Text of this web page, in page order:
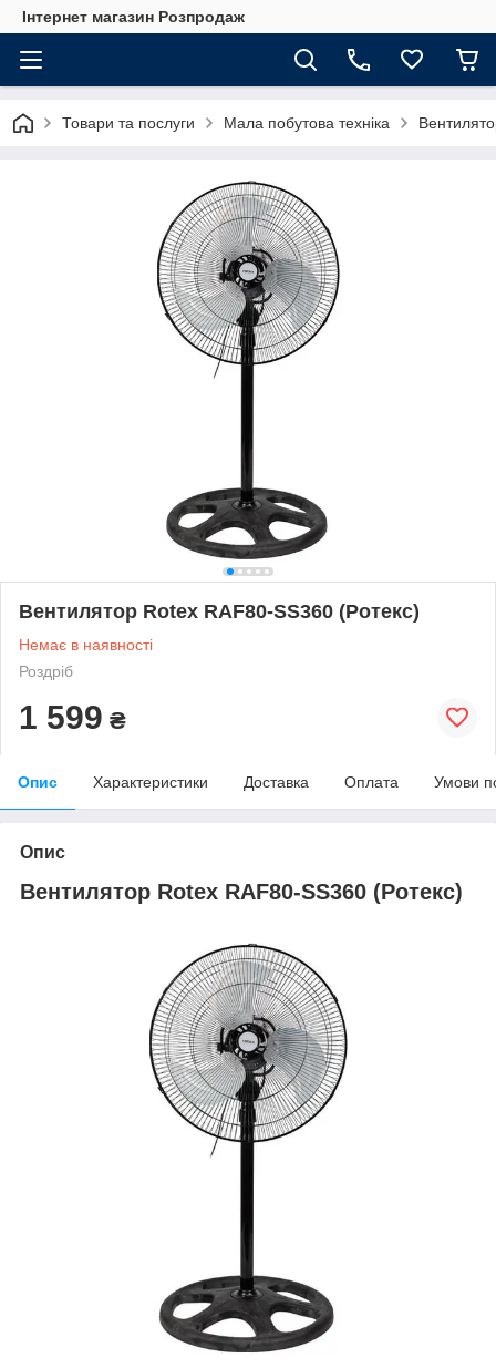
Інтернет магазин Розпродаж
Товари та послуги Мала побутова техніка
Вентилятор Rotex RAF80-SS360 (Ротекс)
Немає в наявності
Роздріб
1 599 ₴
Опис Характеристики Доставка Оплата Умови
Опис
Вентилятор Rotex RAF80-SS360 (Ротекс)